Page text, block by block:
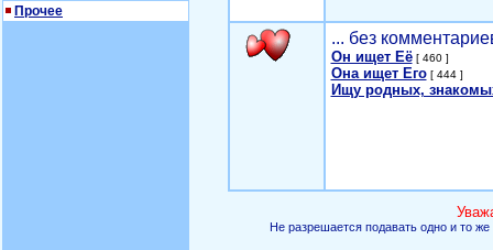
Прочее
... без
Он ищет Её[ 460 ]
Она ищет Его[ 444 ]
Ищу родных,
Не разрешается подавать одно и то